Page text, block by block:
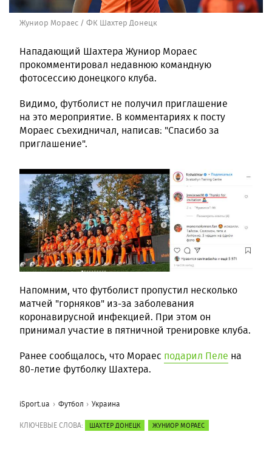
Жуниор Мораес / ФК Шахтер Донецк
Нападающий Шахтера Жуниор Мораес
прокомментировал недавнюю командную
фотосессию донецкого клуба.
Видимо, футболист не получил приглашение
на это мероприятие. В комментариях к посту
Мораес съехидничал, написав: "Спасибо за
приглашение".
Напомним, что футболист пропустил несколько
матчей "горняков" из-за заболевания
коронавирусной инфекцией. При этом он
принимал участие в пятничной тренировке клуба.
Ранее сообщалось, что Мораес подарил Пеле на
80-летие футболку Шахтера.
iSport.ua Футбол Украина
КЛЮЧЕВЫЕ СЛОВА: ШАХТЕР ДОНЕЦК ЖУНИОР МОРАЕС